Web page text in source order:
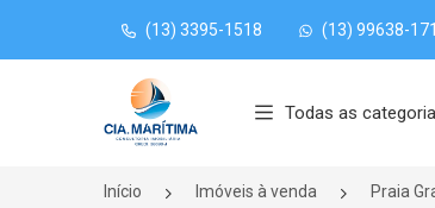
(13) 3395-1518 (13) 99638-
Página inicial
Todas as
Início Imóveis à venda Praia